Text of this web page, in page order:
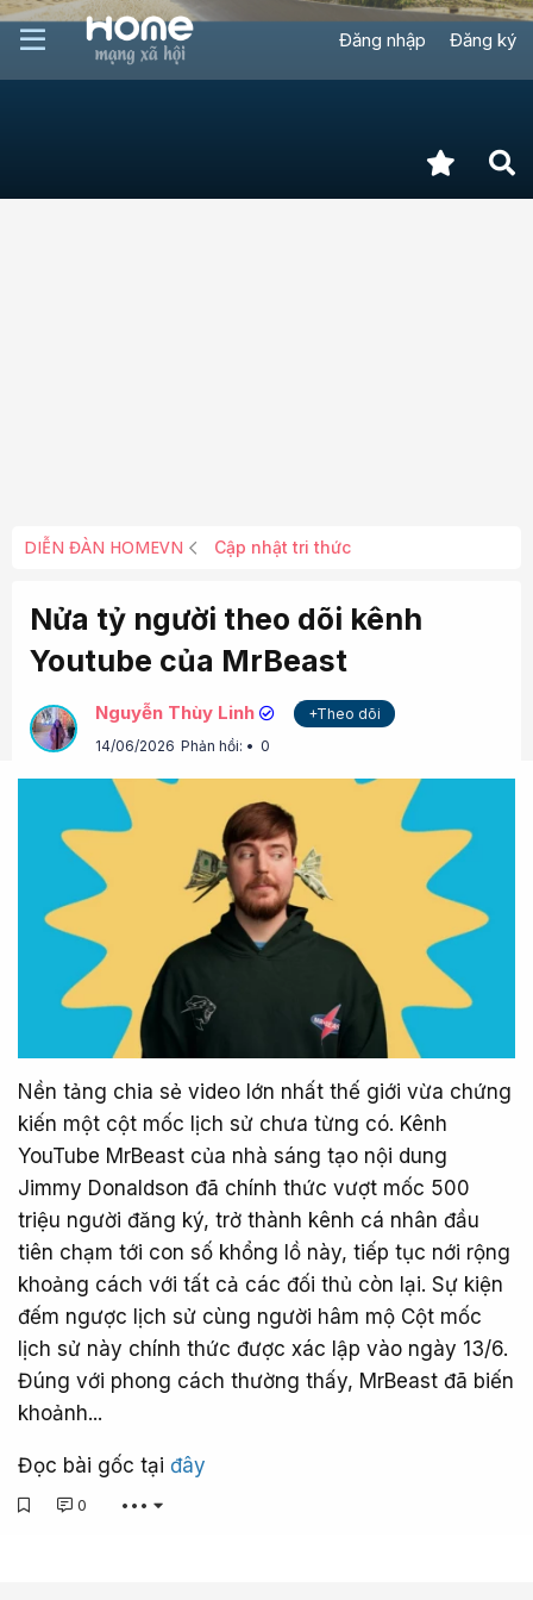
Đăng nhập Đăng ký
DIỄN ĐÀN HOMEVN Cập nhật tri thức
Nửa tỷ người theo dõi kênh
Youtube của MrBeast
Nguyễn Thùy Linh
+Theo dõi
14/06/2026 Phản hồi: 0
Nền tảng chia sẻ video lớn nhất thế giới vừa chứng
kiến một cột mốc lịch sử chưa từng có. Kênh
YouTube MrBeast của nhà sáng tạo nội dung
Jimmy Donaldson đã chính thức vượt mốc 500
triệu người đăng ký, trở thành kênh cá nhân đầu
tiên chạm tới con số khổng lồ này, tiếp tục nới rộng
khoảng cách với tất cả các đối thủ còn lại. Sự kiện
đếm ngược lịch sử cùng người hâm mộ Cột mốc
lịch sử này chính thức được xác lập vào ngày 13/6.
Đúng với phong cách thường thấy, MrBeast đã biến
khoảnh...
Đọc bài gốc tại đây
0 •••